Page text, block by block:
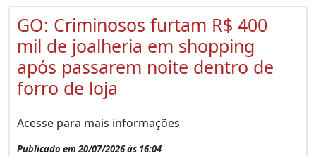
GO: Criminosos furtam R$ 400
mil de joalheria em shopping
após passarem noite dentro de
forro de loja
Acesse para mais informações
Publicado em 20/07/2026 às 16:04